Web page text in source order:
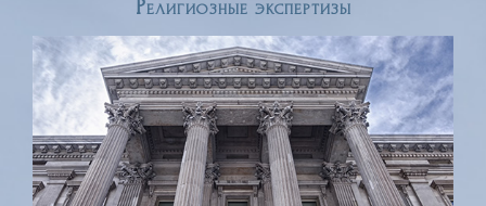
Религиозные экспертизы